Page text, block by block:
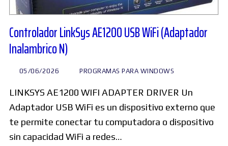
Controlador LinkSys AE1200 USB WiFi (Adaptador
Inalambrico N)
05/06/2026 PROGRAMAS PARA WINDOWS
LINKSYS AE1200 WIFI ADAPTER DRIVER Un
Adaptador USB WiFi es un dispositivo externo que
te permite conectar tu computadora o dispositivo
sin capacidad WiFi a redes…